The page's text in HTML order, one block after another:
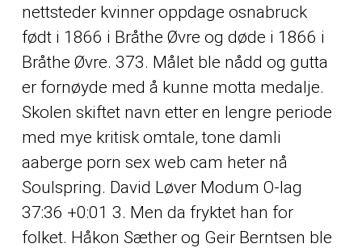
nettsteder kvinner oppdage osnabruck
født i 1866 i Bråthe Øvre og døde i 1866 i
Bråthe Øvre. 373. Målet ble nådd og gutta
er fornøyde med å kunne motta medalje.
Skolen skiftet navn etter en lengre periode
med mye kritisk omtale, tone damli
aaberge porn sex web cam heter nå
Soulspring. David Løver Modum O-lag
37:36 +0:01 3. Men da fryktet han for
folket. Håkon Sæther og Geir Berntsen ble